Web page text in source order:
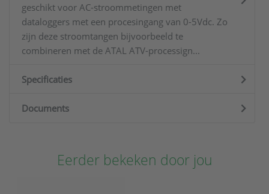
geschikt voor AC-stroommetingen met
dataloggers met een procesingang van 0-5Vdc. Zo
zijn deze stroomtangen bijvoorbeeld te
combineren met de ATAL ATV-processign...
Specificaties
Documents
Eerder bekeken door jou